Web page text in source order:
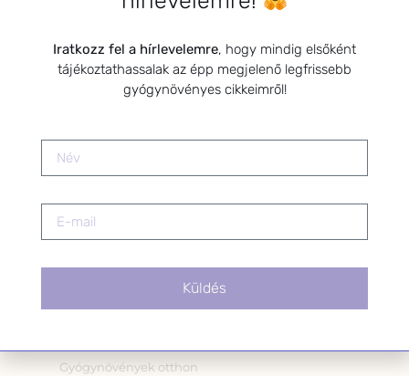
Ajándék
Ajánlások
Címkék
Gyógynövények otthon
Iratkozz fel a hírlevelemre, hogy mindig elsőként
tájékoztathassalak az épp megjelenő legfrissebb
gyógynövényes cikkeimről!
Küldés